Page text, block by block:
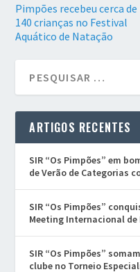
Pimpões recebeu cerca de
140 crianças no Festival
Aquático de Natação
ARTIGOS RECENTES
SIR “Os Pimpões” em
de Verão de Categorias
SIR “Os Pimpões”
Meeting Internacional de
SIR “Os Pimpões”
clube no Torneio